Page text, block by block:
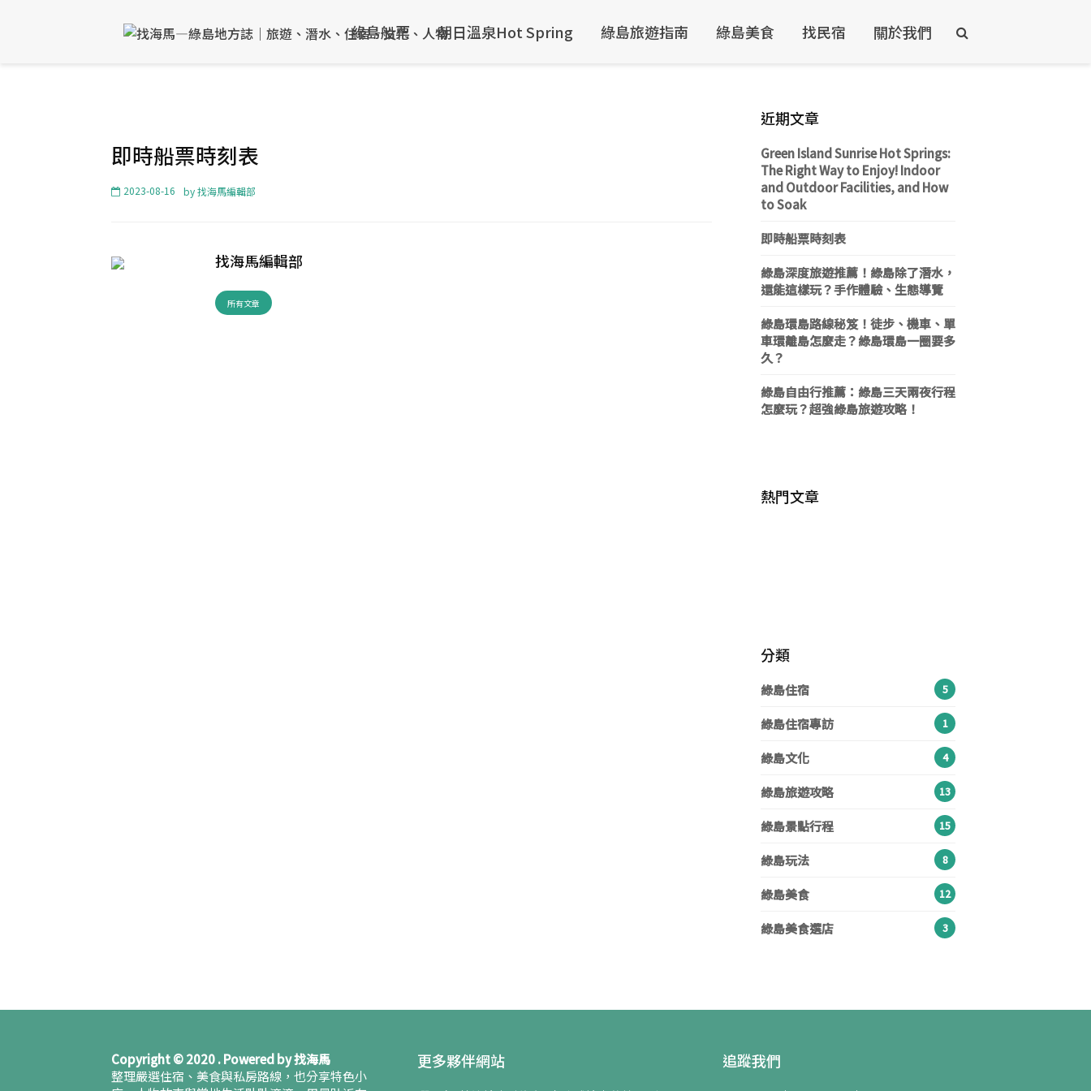
綠島船票 朝日溫泉Hot Spring 綠島旅遊指南 綠島美食 找民宿 關於我們
即時船票時刻表
2023-08-16 by找海馬編輯部
找海馬編輯部
所有文章
近期文章
Green Island Sunrise Hot Springs:
The Right Way to Enjoy! Indoor
and Outdoor Facilities, and How
to Soak
即時船票時刻表
綠島深度旅遊推薦！綠島除了潛水，
還能這樣玩？手作體驗、生態導覽
綠島環島路線秘笈！徒步、機車、單
車環離島怎麼走？綠島環島一圈要多
久？
綠島自由行推薦：綠島三天兩夜行程
怎麼玩？超強綠島旅遊攻略！
熱門文章
出夕陽觀賞點、私房秘境、網美打卡
分類
綠島住宿 5
綠島住宿專訪 1
綠島文化 4
綠島旅遊攻略 13
綠島景點行程 15
綠島玩法 8
綠島美食 12
綠島美食選店 3
Copyright © 2020 . Powered by 找海馬
整理嚴選住宿、美食與私房路線，也分享特色小
更多夥伴網站 追蹤我們